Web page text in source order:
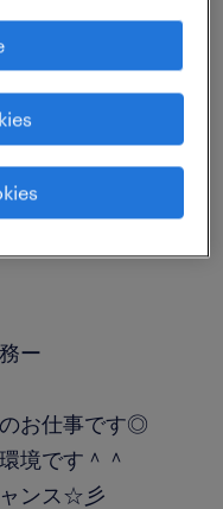
ー
お仕事です◎
境です＾＾
ンス☆彡